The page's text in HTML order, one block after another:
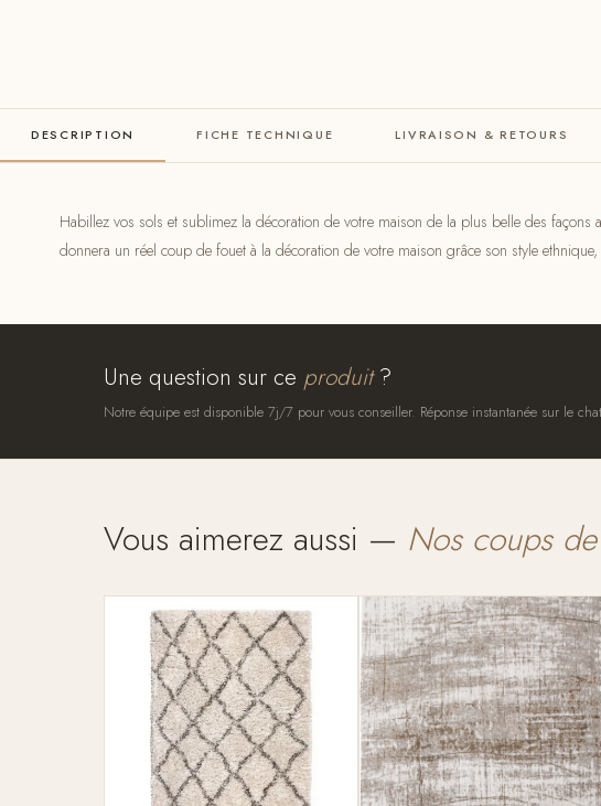
DESCRIPTION FICHE TECHNIQUE LIVRAISON & RETOURS
Habillez vos sols et sublimez la décoration de votre maison de la plus belle des
donnera un réel coup de fouet à la décoration de votre maison grâce son style
Une question sur ce produit?
Notre équipe est disponible 7j/7 pour vous conseiller. Réponse instantanée sur le
Vous aimerez aussi — Nos coups